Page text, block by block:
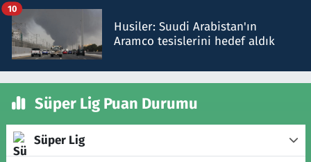
Husiler: Suudi Arabistan'ın
Aramco tesislerini hedef aldık
10
Süper Lig Puan Durumu
Süper Lig